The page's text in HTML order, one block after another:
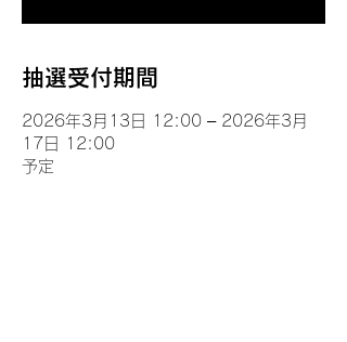
抽選受付期間
2026年3月13日 12:00 – 2026年3月
17日 12:00
予定